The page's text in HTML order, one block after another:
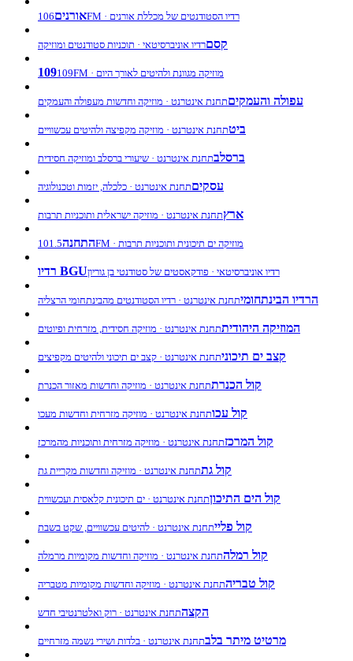
אורנים 106FM · רדיו הסטודנטים של מכללת אורנים
קסםרדיו אוניברסיטאי · תוכניות סטודנטים ומוזיקה
109 109FM · מוזיקה מגוונת ולהיטים לאורך היום
עפולה והעמקיםתחנת אינטרנט · מוזיקה וחדשות מעפולה והעמקים
ביטתחנת אינטרנט · מוזיקה מקפיצה ולהיטים עכשוויים
ברסלבתחנת אינטרנט · שיעורי ברסלב ומוזיקה חסידית
עסקיםתחנת אינטרנט · כלכלה, יזמות וטכנולוגיה
ארץתחנת אינטרנט · מוזיקה ישראלית ותוכניות תרבות
התחנה 101.5FM · מוזיקה ים תיכונית ותוכניות תרבות
רדיו BGUרדיו אוניברסיטאי · פודקאסטים של סטודנטי בן גוריון
הרדיו הבינתחומיתחנת אינטרנט · רדיו הסטודנטים מהבינתחומי הרצליה
המוזיקה היהודיתתחנת אינטרנט · מוזיקה חסידית, מזרחית ופיוטים
קצב ים תיכוניתחנת אינטרנט · קצב ים תיכוני ולהיטים מקפיצים
קול הכנרתתחנת אינטרנט · מוזיקה וחדשות מאזור הכנרת
קול עכותחנת אינטרנט · מוזיקה מזרחית וחדשות מעכו
קול המרכזתחנת אינטרנט · מוזיקה מזרחית ותוכניות מהמרכז
קול גתתחנת אינטרנט · מוזיקה וחדשות מקריית גת
קול הים התיכוןתחנת אינטרנט · ים תיכונית קלאסית ועכשווית
קול פלייתחנת אינטרנט · להיטים עכשוויים, שקט בשבת
קול רמלהתחנת אינטרנט · מוזיקה וחדשות מקומיות מרמלה
קול טבריהתחנת אינטרנט · מוזיקה וחדשות מקומיות מטבריה
הקצהתחנת אינטרנט · רוק ואלטרנטיבי חדש
מרטיט מיתר בלבתחנת אינטרנט · בלדות ושירי נשמה מזרחיים